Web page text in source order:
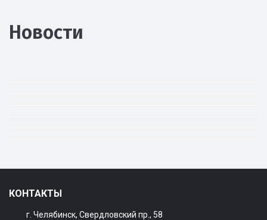
Новости
КОНТАКТЫ
г. Челябинск, Свердловский пр., 58